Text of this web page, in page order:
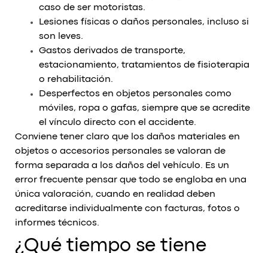
caso de ser motoristas.
Lesiones físicas o daños personales, incluso si
son leves.
Gastos derivados de transporte,
estacionamiento, tratamientos de fisioterapia
o rehabilitación.
Desperfectos en objetos personales como
móviles, ropa o gafas, siempre que se acredite
el vínculo directo con el accidente.
Conviene tener claro que los daños materiales en
objetos o accesorios personales se valoran de
forma separada a los daños del vehículo. Es un
error frecuente pensar que todo se engloba en una
única valoración, cuando en realidad deben
acreditarse individualmente con facturas, fotos o
informes técnicos.
¿Qué tiempo se tiene